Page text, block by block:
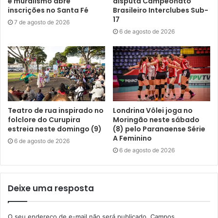
sublinhou.
Presidente do CMDM, Sueli Galhardi. Foto: Emerson
Direitos das Mulheres, Sueli Galhardi, é importante
inscrições no Santa Fé
7 de agosto de 2026
Brasileiro Interclubes Sub-
17
6 de agosto de 2026
Teatro de rua inspirado no
folclore do Curupira
estreia neste domingo (9)
6 de agosto de 2026
Londrina Vôlei joga no
Moringão neste sábado
(8) pelo Paranaense Série
A Feminino
6 de agosto de 2026
Deixe uma resposta